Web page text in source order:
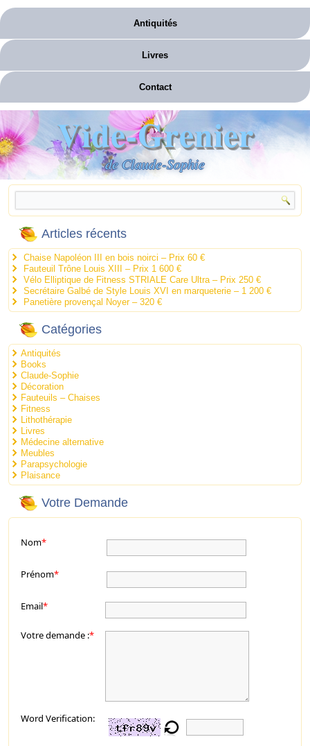
Antiquités
Livres
Contact
Vide-Grenier
de Claude-Sophie
Articles récents
Chaise Napoléon III en bois noirci – Prix 60 €
Fauteuil Trône Louis XIII – Prix 1 600 €
Vélo Elliptique de Fitness STRIALE Care Ultra – Prix 250 €
Secrétaire Galbé de Style Louis XVI en marqueterie – 1 200 €
Panetière provençal Noyer – 320 €
Catégories
Antiquités
Books
Claude-Sophie
Décoration
Fauteuils – Chaises
Fitness
Lithothérapie
Livres
Médecine alternative
Meubles
Parapsychologie
Plaisance
Votre Demande
Nom*
Prénom*
Email*
Votre demande :*
Word Verification: